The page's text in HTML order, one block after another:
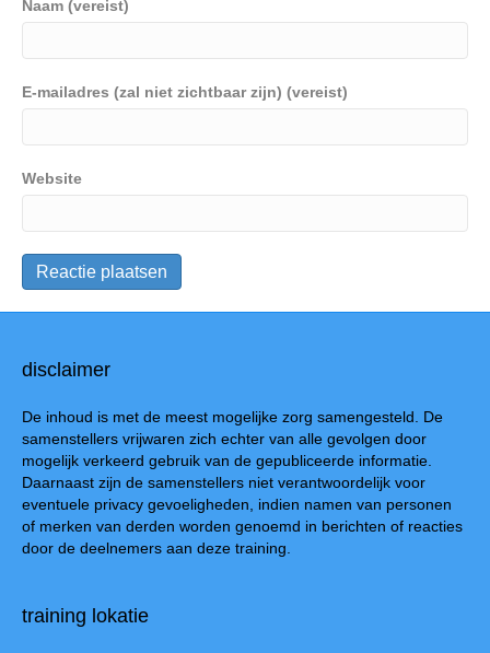
Naam (vereist)
E-mailadres (zal niet zichtbaar zijn) (vereist)
Website
disclaimer
De inhoud is met de meest mogelijke zorg samengesteld. De
samenstellers vrijwaren zich echter van alle gevolgen door
mogelijk verkeerd gebruik van de gepubliceerde informatie.
Daarnaast zijn de samenstellers niet verantwoordelijk voor
eventuele privacy gevoeligheden, indien namen van personen
of merken van derden worden genoemd in berichten of reacties
door de deelnemers aan deze training.
training lokatie